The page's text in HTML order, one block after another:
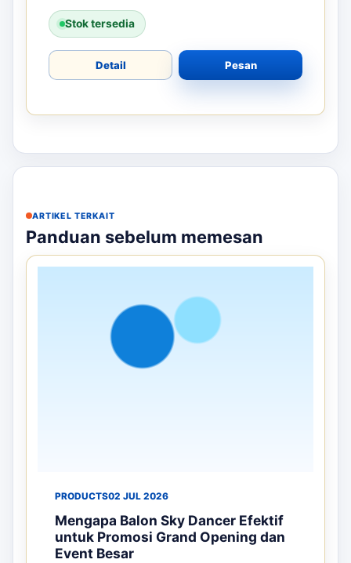
Stok tersedia
Detail Pesan
ARTIKEL TERKAIT
Panduan sebelum memesan
PRODUCTS02 JUL 2026
Mengapa Balon Sky Dancer Efektif
untuk Promosi Grand Opening dan
Event Besar